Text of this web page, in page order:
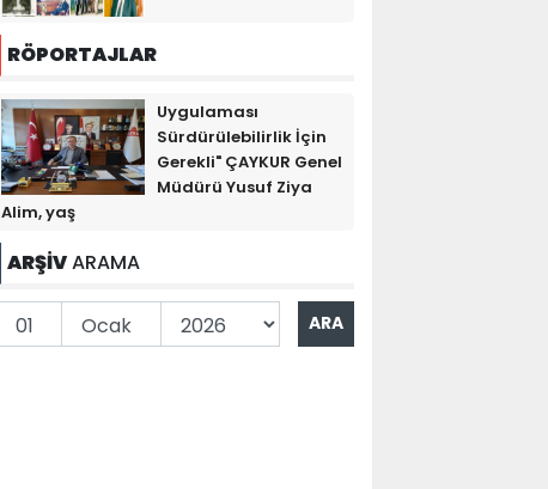
RÖPORTAJLAR
Uygulaması
Sürdürülebilirlik İçin
Gerekli" ÇAYKUR Genel
Müdürü Yusuf Ziya
Alim, yaş
ARŞİVARAMA